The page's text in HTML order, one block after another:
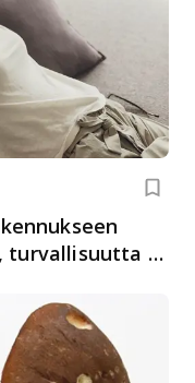
turvallisuutta ja